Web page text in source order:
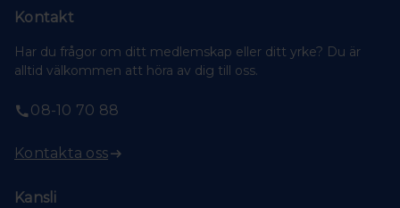
Kontakt
Har du frågor om ditt medlemskap eller ditt yrke? Du är
alltid välkommen att höra av dig till oss.
08-10 70 88
Kontakta oss
Kansli